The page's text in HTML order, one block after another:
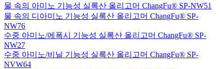
물 속의 아미노 기능성 실록산 올리고머 ChangFu® SP-NW51
물 속의 디아미노 기능성 실록산 올리고머 ChangFu® SP-
NW76
수중 아미노/에폭시 기능성 실록산 올리고머 ChangFu® SP-
NW27
수중 아미노/비닐 기능성 실록산 올리고머 ChangFu® SP-
NVW64